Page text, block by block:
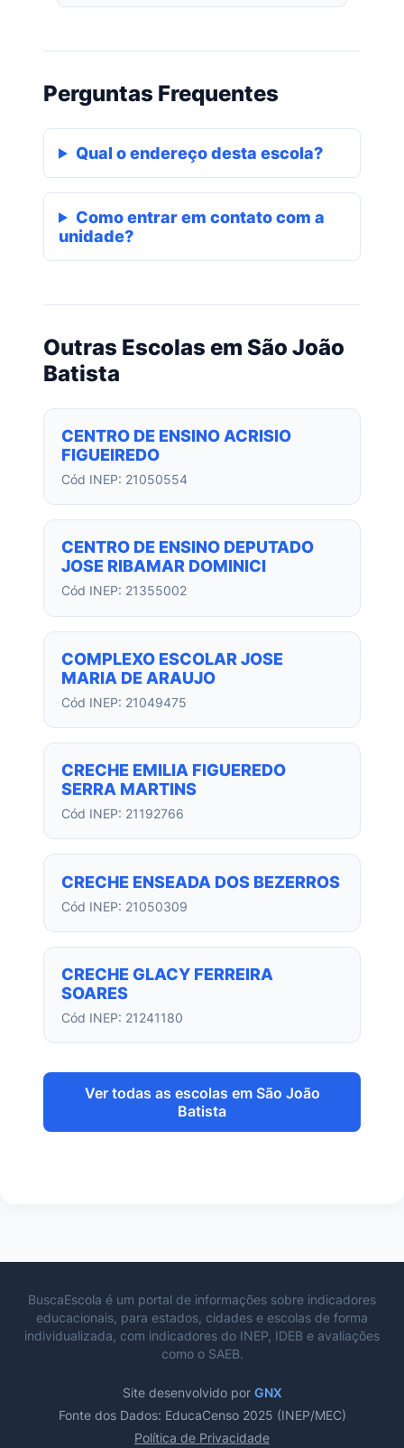
Perguntas Frequentes
Qual o endereço desta escola?
Como entrar em contato com a
unidade?
Outras Escolas em São João
Batista
CENTRO DE ENSINO ACRISIO
FIGUEIREDO
Cód INEP: 21050554
CENTRO DE ENSINO DEPUTADO
JOSE RIBAMAR DOMINICI
Cód INEP: 21355002
COMPLEXO ESCOLAR JOSE
MARIA DE ARAUJO
Cód INEP: 21049475
CRECHE EMILIA FIGUEREDO
SERRA MARTINS
Cód INEP: 21192766
CRECHE ENSEADA DOS BEZERROS
Cód INEP: 21050309
CRECHE GLACY FERREIRA
SOARES
Cód INEP: 21241180
Ver todas as escolas em São João
Batista
BuscaEscola é um portal de informações sobre indicadores
educacionais, para estados, cidades e escolas de forma
individualizada, com indicadores do INEP, IDEB e avaliações
como o SAEB.
Site desenvolvido por GNX
Fonte dos Dados: EducaCenso 2025 (INEP/MEC)
Política de Privacidade